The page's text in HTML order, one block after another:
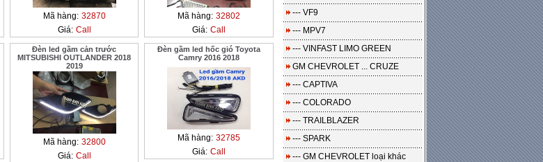
Mã hàng: 32870
Giá: Call
Mã hàng: 32802
Giá: Call
Đèn led gầm cản trước
MITSUBISHI OUTLANDER 2018
2019
Mã hàng: 32800
Giá: Call
Đèn gầm led hốc gió Toyota
Camry 2016 2018
Mã hàng: 32785
Giá: Call
--- VF9
--- MPV7
--- VINFAST LIMO GREEN
GM CHEVROLET ... CRUZE
--- CAPTIVA
--- COLORADO
--- TRAILBLAZER
--- SPARK
--- GM CHEVROLET loại khác